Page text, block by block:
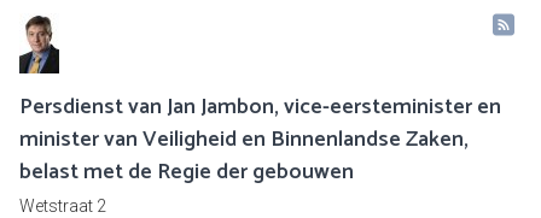
Persdienst van Jan Jambon, vice-eersteminister en
minister van Veiligheid en Binnenlandse Zaken,
belast met de Regie der gebouwen
Wetstraat 2